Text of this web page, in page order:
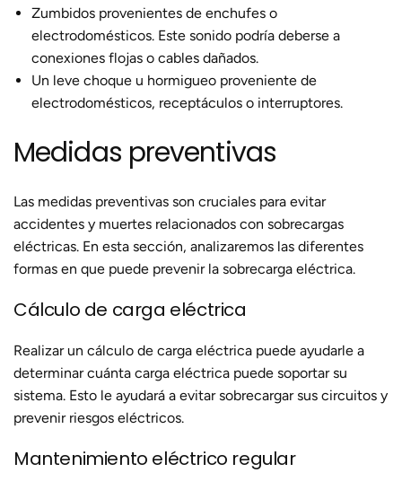
Zumbidos provenientes de enchufes o
electrodomésticos. Este sonido podría deberse a
conexiones flojas o cables dañados.
Un leve choque u hormigueo proveniente de
electrodomésticos, receptáculos o interruptores.
Medidas preventivas
Las medidas preventivas son cruciales para evitar
accidentes y muertes relacionados con sobrecargas
eléctricas. En esta sección, analizaremos las diferentes
formas en que puede prevenir la sobrecarga eléctrica.
Cálculo de carga eléctrica
Realizar un cálculo de carga eléctrica puede ayudarle a
determinar cuánta carga eléctrica puede soportar su
sistema. Esto le ayudará a evitar sobrecargar sus circuitos y
prevenir riesgos eléctricos.
Mantenimiento eléctrico regular